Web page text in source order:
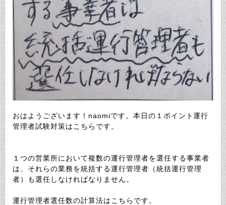
おはようございます！naomiです。本日の１ポイント運行
管理者試験対策はこちらです。
１つの営業所において複数の運行管理者を選任する事業者
は、それらの業務を統括する運行管理者（統括運行管理
者）も選任しなければなりません。
運行管理者選任数の計算法はこちらです。